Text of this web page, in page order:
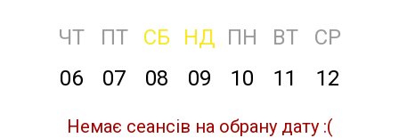
ЧТ ПТ СБ НД ПН ВТ
СР
06
07 08 09 10 11 12
Немає сеансів на обрану дату :(